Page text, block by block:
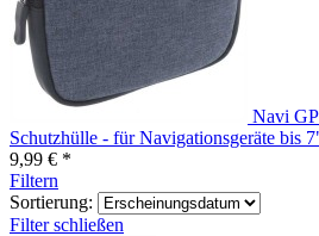
Navi
Schutzhülle - für Navigationsgeräte bis
9,99 € *
Filtern
Sortierung:
Filter schließen